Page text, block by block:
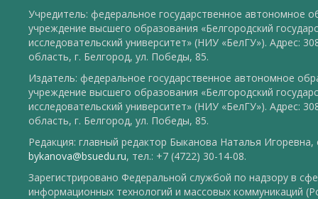
Учредитель: федеральное государственное автономное
учреждение высшего образования «Белгородский
исследовательский университет» (НИУ «БелГУ»). Адрес:
область, г. Белгород, ул. Победы, 85.
Издатель: федеральное государственное автономное
учреждение высшего образования «Белгородский
исследовательский университет» (НИУ «БелГУ»). Адрес:
область, г. Белгород, ул. Победы, 85.
Редакция: главный редактор Быканова Наталья Игоревна,
bykanova@bsuedu.ru, тел.: +7 (4722) 30-14-08.
Зарегистрировано Федеральной службой по надзору в
информационных технологий и массовых коммуникаций